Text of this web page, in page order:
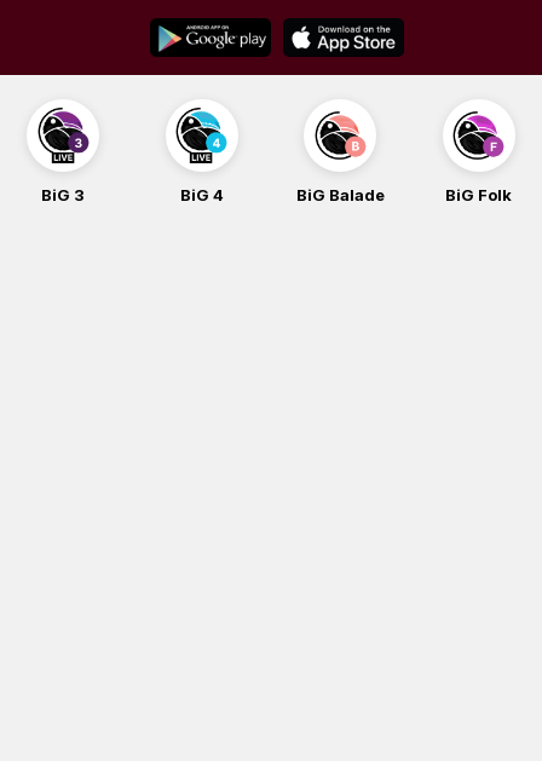
content
BiG 3 BiG 4 BiG Balade BiG Folk